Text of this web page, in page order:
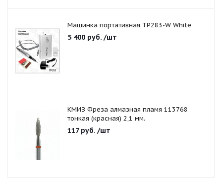
Машинка портативная TP283-W White
5 400 руб. /шт
КМИЗ Фреза алмазная пламя 113768
тонкая (красная) 2,1 мм.
117руб. /шт